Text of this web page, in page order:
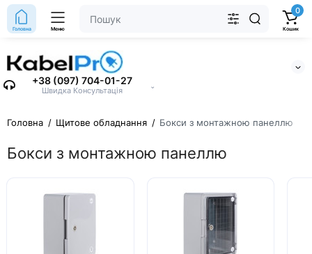
+38 (097) 704-01-27
Швидка Консультація
⌄
Головна Меню
0
Кошик
Головна Щитове обладнання Бокси з монтажною панеллю
Бокси з монтажною панеллю